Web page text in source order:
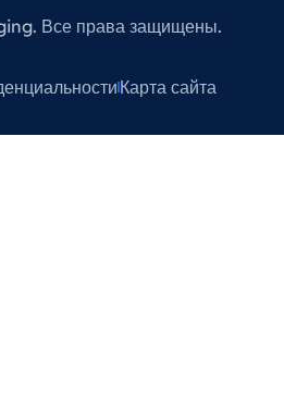
Все права защищены.
Карта сайта